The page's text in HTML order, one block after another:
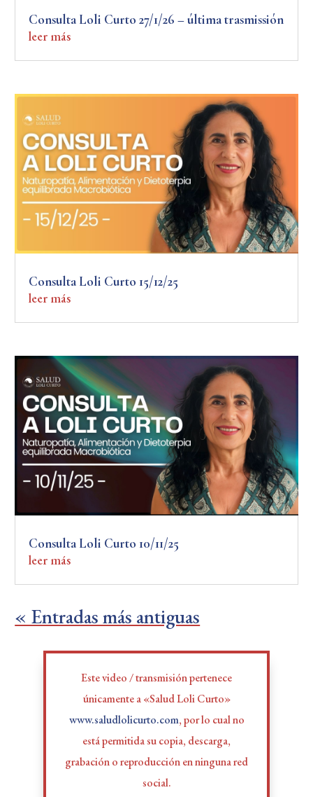
Consulta Loli Curto 27/1/26 – última trasmissión
leer más
Consulta Loli Curto 15/12/25
leer más
Consulta Loli Curto 10/11/25
leer más
« Entradas más antiguas
Este video / transmisión pertenece
únicamente a «Salud Loli Curto»
www.saludlolicurto.com, por lo cual no
está permitida su copia, descarga,
grabación o reproducción en ninguna red
social.